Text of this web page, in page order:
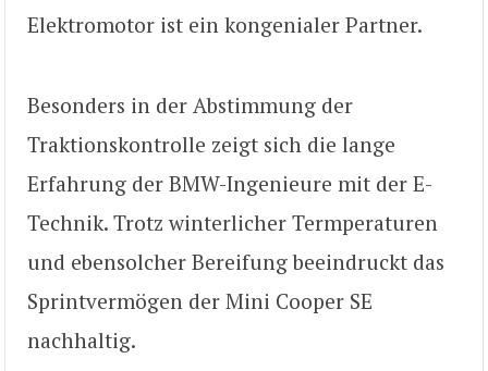
Elektromotor ist ein kongenialer Partner.
Besonders in der Abstimmung der
Traktionskontrolle zeigt sich die lange
Erfahrung der BMW-Ingenieure mit der E-
Technik. Trotz winterlicher Termperaturen
und ebensolcher Bereifung beeindruckt das
Sprintvermögen der Mini Cooper SE
nachhaltig.